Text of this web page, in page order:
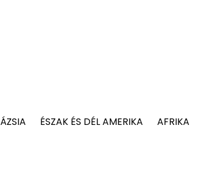
ÁZSIA ÉSZAK ÉS DÉL AMERIKA AFRIKA